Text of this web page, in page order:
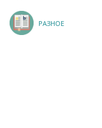
РАЗНОЕ